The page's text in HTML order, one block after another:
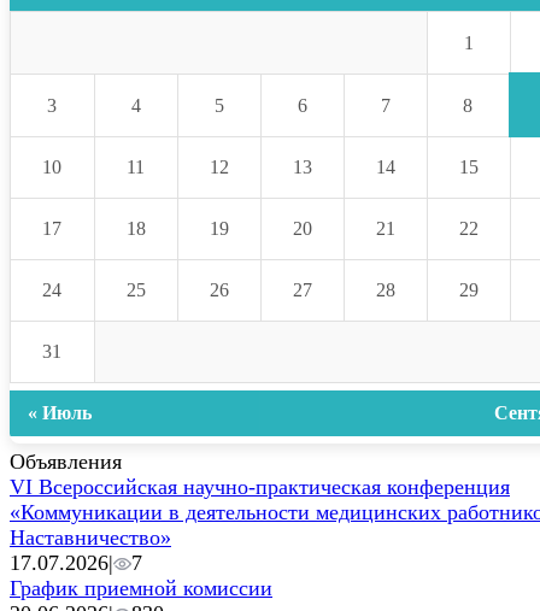
1
3 4 5 6 7 8
10 11 12 13 14 15
17 18 19 20 21 22
24 25 26 27 28 29
31
« Июль
Объявления
VI Всероссийская научно-практическая конференция
«Коммуникации в деятельности медицинских
Наставничество»
17.07.2026|
7
График приемной комиссии